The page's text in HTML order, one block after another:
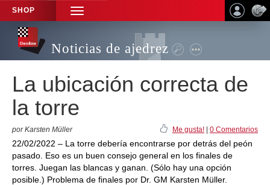
SHOP
TOGGLE
NAVIGATION
Noticias de ajedrez
La ubicación correcta de
la torre
por Karsten Müller Me gusta! 0 Comentarios
22/02/2022 – La torre debería encontrarse por detrás del peón
pasado. Eso es un buen consejo general en los finales de
torres. Juegan las blancas y ganan. (Sólo hay una opción
posible.) Problema de finales por Dr. GM Karsten Müller.